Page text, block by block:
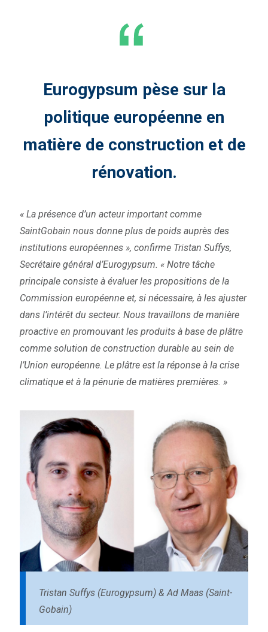
Eurogypsum pèse sur la
politique européenne en
matière de construction et de
rénovation.
« La présence d’un acteur important comme
SaintGobain nous donne plus de poids auprès des
institutions européennes », confirme Tristan Suffys,
Secrétaire général d’Eurogypsum. « Notre tâche
principale consiste à évaluer les propositions de la
Commission européenne et, si nécessaire, à les ajuster
dans l’intérêt du secteur. Nous travaillons de manière
proactive en promouvant les produits à base de plâtre
comme solution de construction durable au sein de
l’Union européenne. Le plâtre est la réponse à la crise
climatique et à la pénurie de matières premières. »
Tristan Suffys (Eurogypsum) & Ad Maas (Saint-
Gobain)